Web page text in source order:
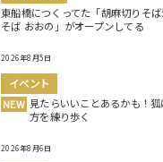
東船橋につくってた「胡麻切りそば
そば おおの」がオープンしてる
2026年8月5日
イベント
NEW 見たらいいことあるかも！
方を練り歩く
2026年8月6日